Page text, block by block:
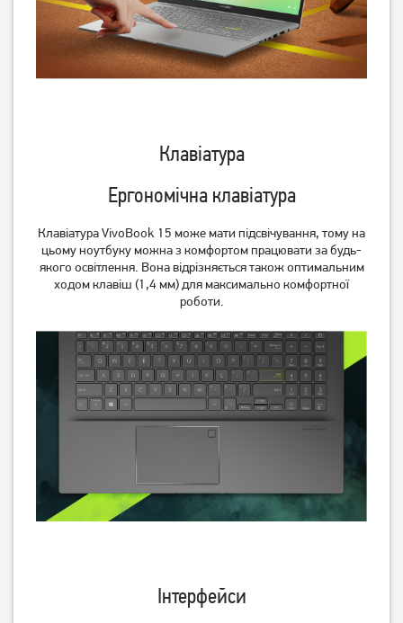
Клавіатура
Ергономічна клавіатура
Клавіатура VivoBook 15 може мати підсвічування, тому на
цьому ноутбуку можна з комфортом працювати за будь-
якого освітлення. Вона відрізняється також оптимальним
ходом клавіш (1,4 мм) для максимально комфортної
роботи.
Інтерфейси